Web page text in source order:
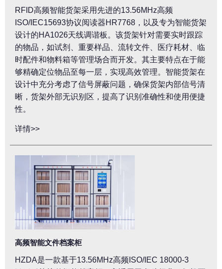
RFID高频智能货架采用先进的13.56MHz高频
ISO/IEC15693协议阅读器HR7768，以及专为智能货架
设计的HA1026天线调谐板。该货架针对需要实时跟踪
的物品，如试剂、重要样品、流转文件、医疗耗材、临
时配件和物料箱等管理场合而开发。其主要特点在于能
够精确定位物品至每一层，实现高效管理。智能货架在
设计中充分考虑了信号屏蔽问题，确保货架内部信号清
晰，货架外部无识别区，提高了识别准确性和使用便捷
性。
详情>>
高频智能文件档案柜
HZDA是一款基于13.56MHz高频ISO/IEC 18000-3